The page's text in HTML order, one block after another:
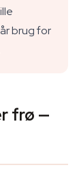
brug for
frø —